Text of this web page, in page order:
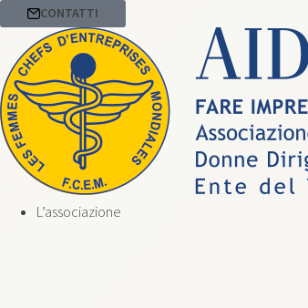
CONTATTI
L’associazione